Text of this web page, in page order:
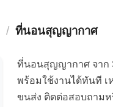
/ ที่นอนสุญญากาศ
ที่นอนสุญญากาศ จาก
พร้อมใช้งานได้ทันที เ
ขนส่ง ติดต่อสอบถาม